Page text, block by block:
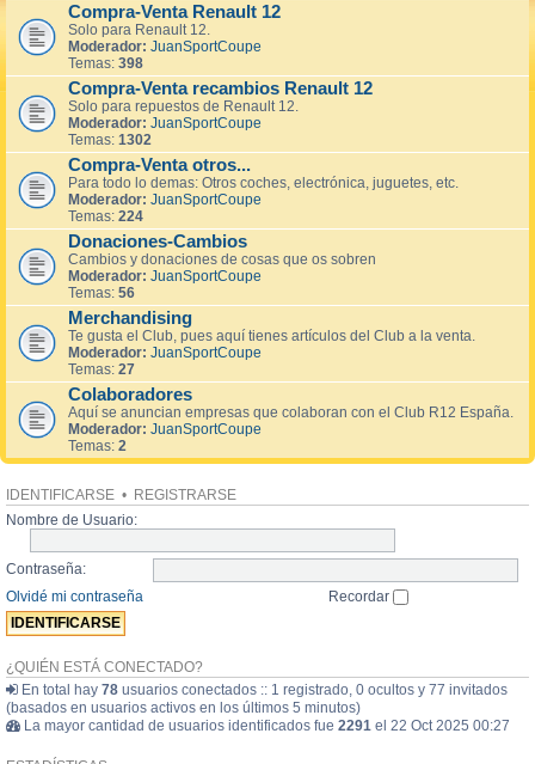
Compra-Venta Renault 12
Solo para Renault 12.
Moderador: JuanSportCoupe
Temas: 398
Compra-Venta recambios Renault 12
Solo para repuestos de Renault 12.
Moderador: JuanSportCoupe
Temas: 1302
Compra-Venta otros...
Para todo lo demas: Otros coches, electrónica, juguetes, etc.
Moderador: JuanSportCoupe
Temas: 224
Donaciones-Cambios
Cambios y donaciones de cosas que os sobren
Moderador: JuanSportCoupe
Temas: 56
Merchandising
Te gusta el Club, pues aquí tienes artículos del Club a la venta.
Moderador: JuanSportCoupe
Temas: 27
Colaboradores
Aquí se anuncian empresas que colaboran con el Club R12 España.
Moderador: JuanSportCoupe
Temas: 2
IDENTIFICARSE • REGISTRARSE
Nombre de Usuario:
Contraseña:
Olvidé mi contraseña
Recordar
¿QUIÉN ESTÁ CONECTADO?
En total hay 78 usuarios conectados :: 1 registrado, 0 ocultos y 77 invitados
(basados en usuarios activos en los últimos 5 minutos)
La mayor cantidad de usuarios identificados fue 2291 el 22 Oct 2025 00:27